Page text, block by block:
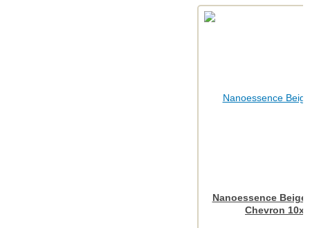
Nanoessence Beige
Chevron